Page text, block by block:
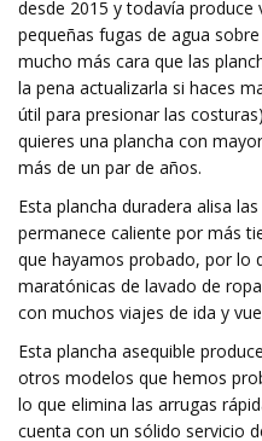
desde 2015 y todavía
pequeñas fugas de agua
mucho más cara que las
la pena actualizarla si haces
útil para presionar las
quieres una plancha con
más de un par de años.
Esta plancha duradera alisa
permanece caliente por más
que hayamos probado, por lo
maratónicas de lavado de
con muchos viajes de ida y
Esta plancha asequible
otros modelos que hemos
lo que elimina las arrugas
cuenta con un sólido servicio